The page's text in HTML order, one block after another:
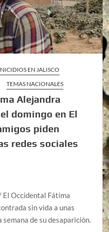
EN JALISCO
TEMAS NACIONALES
Alejandra
domingo en El
piden
redes sociales
El Occidental Fátima
sin vida a unas
semana de su desaparición.